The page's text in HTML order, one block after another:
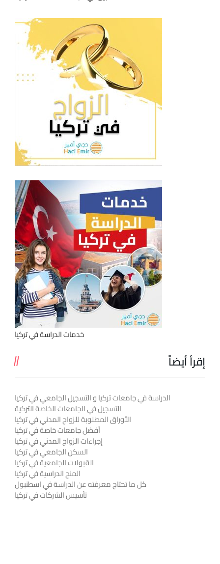
خدمات الدراسة في تركيا
إقرأ أيضاً
الدراسة في جامعات تركيا و التسجيل الجامعي في تركيا
التسجيل في الجامعات الخاصة التركية
الأوراق المطلوبة للزواج المدني في تركيا
أفضل جامعات خاصة في تركيا
إجراءات الزواج المدني في تركيا
السكن الجامعي في تركيا
القبولات الجامعية في تركيا
المنح الدراسية في تركيا
كل ما تحتاج معرفته عن الدراسة في اسطنبول
تأسيس الشركات في تركيا